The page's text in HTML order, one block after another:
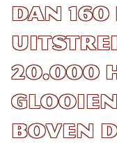
dan
20.000
boven